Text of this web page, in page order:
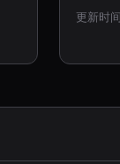
更新时